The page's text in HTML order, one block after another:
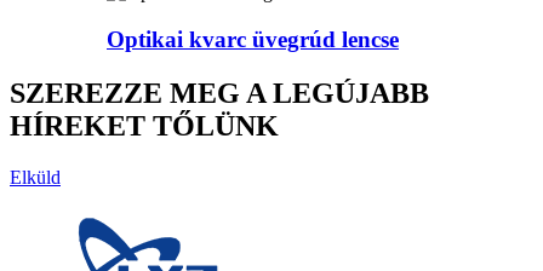
Optikai kvarc üvegrúd lencse
SZEREZZE MEG A LEGÚJABB
HÍREKET TŐLÜNK
Elküld